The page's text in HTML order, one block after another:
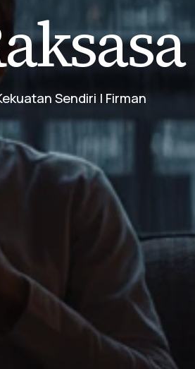
Sendiri | Firman